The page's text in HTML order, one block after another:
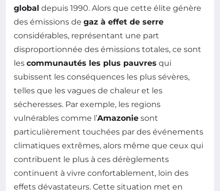
global depuis 1990. Alors que cette élite génère
des émissions de gaz à effet de serre
considérables, représentant une part
disproportionnée des émissions totales, ce sont
les communautés les plus pauvres qui
subissent les conséquences les plus sévères,
telles que les vagues de chaleur et les
sécheresses. Par exemple, les regions
vulnérables comme l’Amazonie sont
particulièrement touchées par des événements
climatiques extrêmes, alors même que ceux qui
contribuent le plus à ces dérèglements
continuent à vivre confortablement, loin des
effets dévastateurs. Cette situation met en